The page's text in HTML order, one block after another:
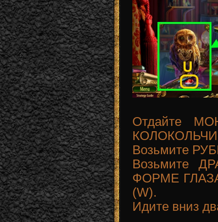
Отдайте
Возьмите
Возьмите
ФОРМЕ ГЛАЗА
(W).
Идите вниз